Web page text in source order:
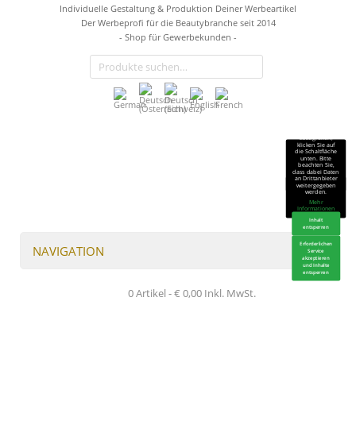
klicken Sie auf
die Schaltfläche
unten. Bitte
beachten Sie,
dass dabei Daten
an Drittanbieter
weitergegeben
werden.
Mehr
Informationen
Inhalt
entsperren
Erforderlichen
Service
akzeptieren
und Inhalte
entsperren
Individuelle Gestaltung & Produktion Deiner Werbeartikel
Der Werbeprofi für die Beautybranche seit 2014
- Shop für Gewerbekunden -
NAVIGATION
0 Artikel -€ 0,00 Inkl. MwSt.